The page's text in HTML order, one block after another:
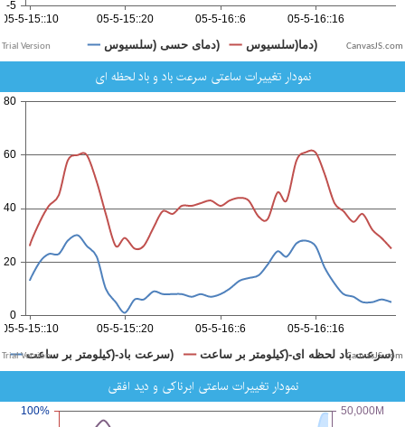
CanvasJS.com
نمودار تغییرات ساعتی سرعت باد و باد لحظه ای
CanvasJS.com
نمودار تغییرات ساعتی ابرناکی و دید افقی